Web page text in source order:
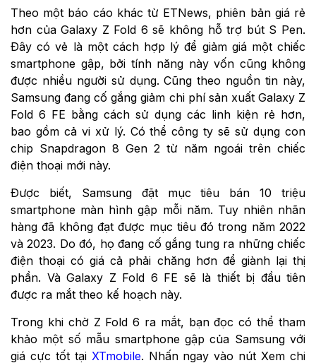
Theo một báo cáo khác từ ETNews, phiên bản giá rẻ
hơn của Galaxy Z Fold 6 sẽ không hỗ trợ bút S Pen.
Đây có vẻ là một cách hợp lý để giảm giá một chiếc
smartphone gập, bởi tính năng này vốn cũng không
được nhiều người sử dụng. Cũng theo nguồn tin này,
Samsung đang cố gắng giảm chi phí sản xuất Galaxy Z
Fold 6 FE bằng cách sử dụng các linh kiện rẻ hơn,
bao gồm cả vi xử lý. Có thể công ty sẽ sử dụng con
chip Snapdragon 8 Gen 2 từ năm ngoái trên chiếc
điện thoại mới này.
Được biết, Samsung đặt mục tiêu bán 10 triệu
smartphone màn hình gập mỗi năm. Tuy nhiên nhãn
hàng đã không đạt được mục tiêu đó trong năm 2022
và 2023. Do đó, họ đang cố gắng tung ra những chiếc
điện thoại có giá cả phải chăng hơn để giành lại thị
phần. Và Galaxy Z Fold 6 FE sẽ là thiết bị đầu tiên
được ra mắt theo kế hoạch này.
Trong khi chờ Z Fold 6 ra mắt, bạn đọc có thể tham
khảo một số mẫu smartphone gập của Samsung với
giá cực tốt tại XTmobile. Nhấn ngay vào nút Xem chi